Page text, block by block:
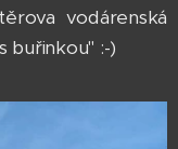
vodárenská
buřinkou" :-)